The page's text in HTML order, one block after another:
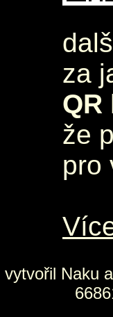
za
QR
že
pro
vytvořil Naku